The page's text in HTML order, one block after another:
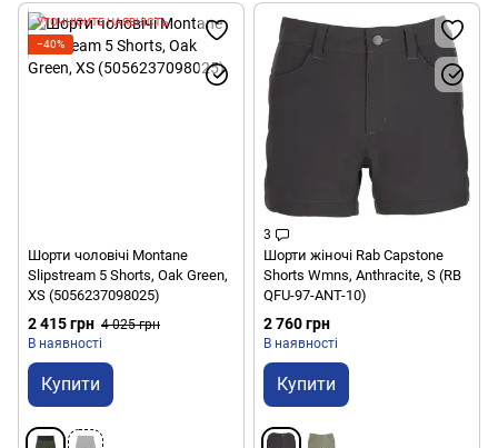
УТОЧНЮЙТЕ НАЯВНІСТЬ
−40%
Шорти чоловічі Montane
Slipstream 5 Shorts, Oak Green,
XS (5056237098025)
2 415 грн 4 025 грн
В наявності
Купити
3
Шорти жіночі Rab Capstone
Shorts Wmns, Anthracite, S (RB
QFU-97-ANT-10)
2 760 грн
В наявності
Купити